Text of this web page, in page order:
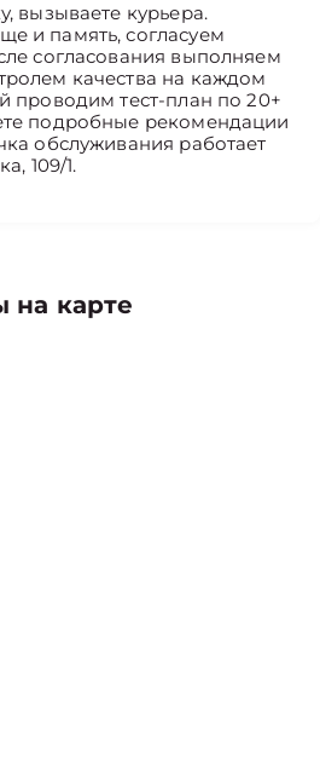
вызываете курьера.
и память, согласуем
согласования выполняем
качества на каждом
проводим тест-план по 20+
подробные рекомендации
обслуживания работает
109/1.
на карте